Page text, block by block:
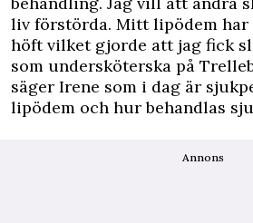
liv förstörda. Mitt lipödem
höft vilket gjorde att jag fick
som undersköterska på
säger Irene som i dag är
lipödem och hur behandlas
Annons